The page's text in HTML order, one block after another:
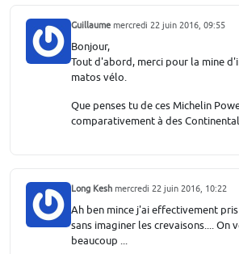
Guillaume mercredi 22 juin 2016, 09:55
Bonjour,
Tout d'abord, merci pour la mine
matos vélo.
Que penses tu de ces Michelin
comparativement à des Continental
Long Kesh mercredi 22 juin 2016, 10:22
Ah ben mince j'ai effectivement
sans imaginer les crevaisons.... On
beaucoup ...